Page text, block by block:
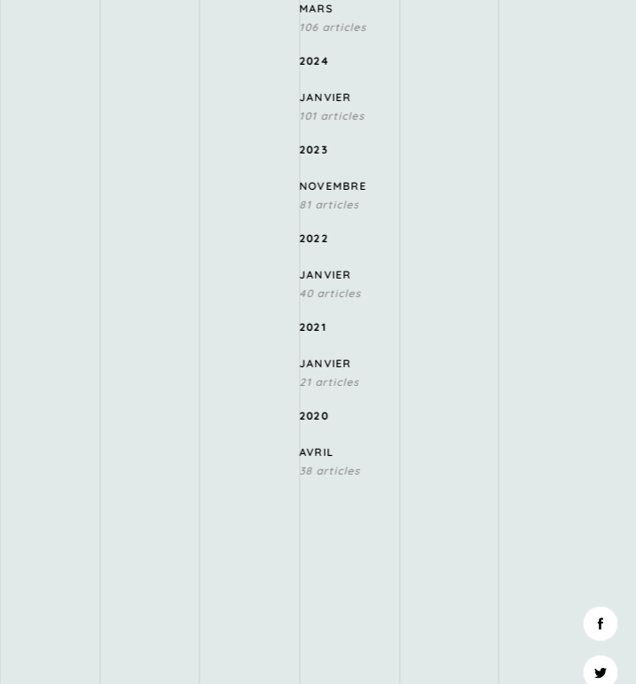
MARS
106 articles
2024
JANVIER
101 articles
2023
NOVEMBRE
81 articles
2022
JANVIER
40 articles
2021
JANVIER
21 articles
2020
AVRIL
38 articles